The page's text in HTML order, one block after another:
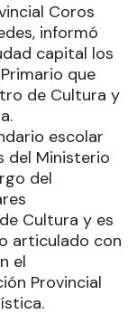
Coros
informó
capital los
que
de Cultura y
escolar
del Ministerio
del
Cultura y es
articulado con
el
Provincial